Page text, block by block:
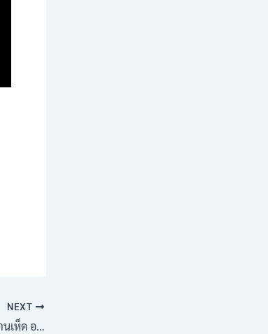
NEXT
EP.93 – โรคไต ระยะ 3B 4 5 ทานเห็ด อย่างไรให้ปลอดภัย